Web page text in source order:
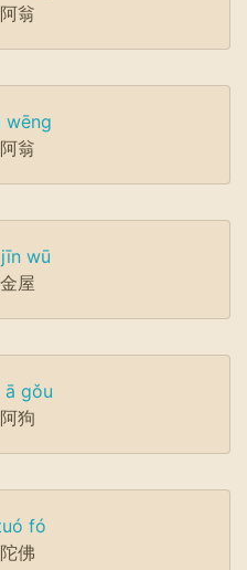
翁
wēng
翁
wū
屋
ā gǒu
狗
fó
佛